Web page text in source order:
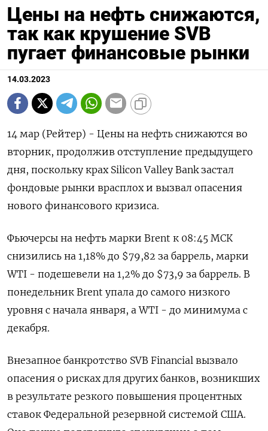
Цены на нефть снижаются,
так как крушение SVB
пугает финансовые рынки
14.03.2023
14 мар (Рейтер) - Цены на нефть снижаются во
вторник, продолжив отступление предыдущего
дня, поскольку крах Silicon Valley Bank застал
фондовые рынки врасплох и вызвал опасения
нового финансового кризиса.
Фьючерсы на нефть марки Brent к 08:45 МСК
снизились на 1,18% до $79,82 за баррель, марки
WTI - подешевели на 1,2% до $73,9 за баррель. В
понедельник Brent упала до самого низкого
уровня с начала января, а WTI - до минимума с
декабря.
Внезапное банкротство SVB Financial вызвало
опасения о рисках для других банков, возникших
в результате резкого повышения процентных
ставок Федеральной резервной системой США.